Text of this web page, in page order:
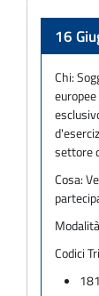
16
Chi:
settore
Cosa:
Codici